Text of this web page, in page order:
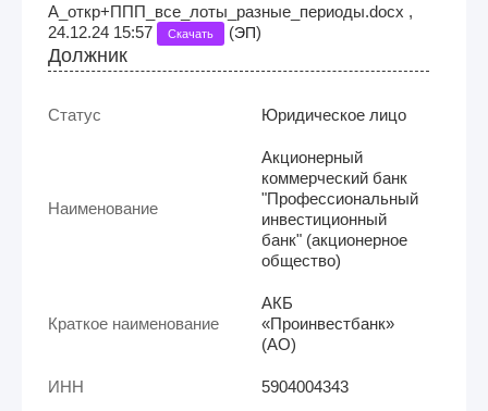
А_откр+ППП_все_лоты_разные_периоды.docx ,
24.12.24 15:57
Скачать (ЭП)
Должник
Статус Юридическое лицо
Наименование
Акционерный
коммерческий банк
"Профессиональный
инвестиционный
банк" (акционерное
общество)
Краткое наименование
АКБ
«Проинвестбанк»
(АО)
ИНН 5904004343